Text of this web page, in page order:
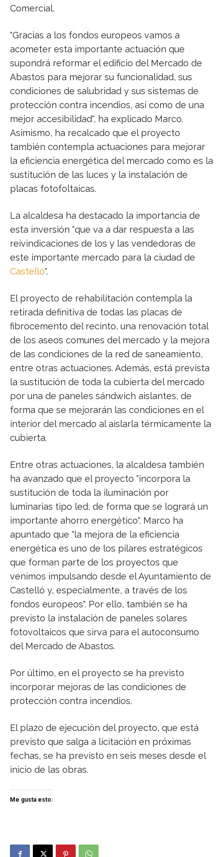
Comercial.
"Gracias a los fondos europeos vamos a
acometer esta importante actuación que
supondrá reformar el edificio del Mercado de
Abastos para mejorar su funcionalidad, sus
condiciones de salubridad y sus sistemas de
protección contra incendios, así como de una
mejor accesibilidad", ha explicado Marco.
Asimismo, ha recalcado que el proyecto
también contempla actuaciones para mejorar
la eficiencia energética del mercado como es la
sustitución de las luces y la instalación de
placas fotofoltaicas.
La alcaldesa ha destacado la importancia de
esta inversión "que va a dar respuesta a las
reivindicaciones de los y las vendedoras de
este importante mercado para la ciudad de
Castelló".
El proyecto de rehabilitación contempla la
retirada definitiva de todas las placas de
fibrocemento del recinto, una renovación total
de los aseos comunes del mercado y la mejora
de las condiciones de la red de saneamiento,
entre otras actuaciones. Además, está prevista
la sustitución de toda la cubierta del mercado
por una de paneles sándwich aislantes, de
forma que se mejorarán las condiciones en el
interior del mercado al aislarla térmicamente la
cubierta.
Entre otras actuaciones, la alcaldesa también
ha avanzado que el proyecto "incorpora la
sustitución de toda la iluminación por
luminarias tipo led, de forma que se logrará un
importante ahorro energético". Marco ha
apuntado que "la mejora de la eficiencia
energética es uno de los pilares estratégicos
que forman parte de los proyectos que
venimos impulsando desde el Ayuntamiento de
Castelló y, especialmente, a través de los
fondos europeos". Por ello, también se ha
previsto la instalación de paneles solares
fotovoltaicos que sirva para el autoconsumo
del Mercado de Abastos.
Por último, en el proyecto se ha previsto
incorporar mejoras de las condiciones de
protección contra incendios.
El plazo de ejecución del proyecto, que está
previsto que salga a licitación en próximas
fechas, se ha previsto en seis meses desde el
inicio de las obras.
Me gusta esto: